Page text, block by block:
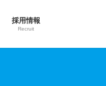
採用情報
Recruit